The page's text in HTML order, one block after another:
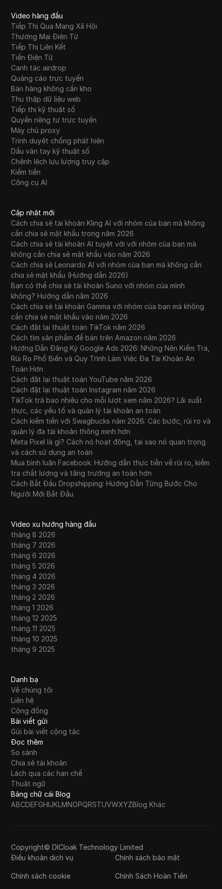
21 Phân tích Twitter miễn phí
22
Phương pháp MỚI làm bùng nổ các đối tác
TikTok Shop vào năm 2026.
23
Perplexity AI so với ChatGPT | So sánh đầy
đủ (2026)
24
Proxy dân cư tĩnh vào năm 2026: Cách chọn
một nhà cung cấp đáng tin cậy để giám sát,
xác minh và các phiên liên tục
25
Pinterest Tiếp Thị Liên Kết Dành Cho Người
năm 2026)
27
Proxy di động tốt nhất năm 2026: Cách các
chuyên gia quản lý nhiều tài khoản một cách
an toàn
28
Phân tích Thông tin Trang Facebook để Tìm
Thời gian Đăng bài Tốt nhất cho Khán giả
CỦA BẠN.
29
Phương pháp an toàn để chia sẻ Hulu với gia
đình: Hướng dẫn chuyên nghiệp về bảo vệ
tài khoản
30
phục tình trạng phiên đã hết hạn trên
Facebook | Làm thế nào để giải quyết vấn
đề phiên đã hết hạn trên Facebook.
31
Phiên Facebook đã hết hạn. Vui lòng đăng
nhập lại. Vấn đề đã được giải quyết.
32
Proxy LinkedIn tốt nhất năm 2026: Hướng
dẫn đầy đủ về tự động hóa an toàn
33
Paws nhiệm vụ mới Fomo Hash | Cách hoàn
thành nhiệm vụ fomo hash Paws | Paws Bí
34
Proxy cho trường học: Hướng dẫn đầy đủ
về truy cập Internet an toàn và hiệu quả
35
Proxy RARBG tốt nhất để truy cập an toàn
vào năm 2026
36
Proxy di động được xếp hạng hàng đầu để
phát trực tuyến video — 2026
37
Proxy chuyên dụng: Nó là gì, lợi ích và cách
chọn nhà cung cấp phù hợp
39
Proxy Snapchat tốt nhất để quản lý nhiều
đầu
40
Paano I-Recover ang TikTok Account |
TikTok | Quên mật khẩu | Không có email |
Không có số điện thoại.
Pixelscan: Công cụ thiết yếu của bạn để
phát hiện dấu vân tay trình duyệt và quyền
42
Proxy Reddit tốt nhất năm 2026: Hướng dẫn
cơ bản để ẩn danh và không bị chặn
43
Phục hồi tài khoản Instagram bị hack Nhanh
Video hàng đầu
Tiếp Thị Qua Mạng Xã Hội
Thương Mại Điện Tử
Tiếp Thị Liên Kết
Tiền Điện Tử
Canh tác airdrop
Quảng cáo trực tuyến
Bán hàng không cần kho
Thu thập dữ liệu web
Tiếp thị kỹ thuật số
Quyền riêng tư trực tuyến
Máy chủ proxy
Trình duyệt chống phát hiện
Dấu vân tay kỹ thuật số
Chênh lệch lưu lượng truy cập
Kiếm tiền
Công cụ AI
Cập nhật mới
Cách chia sẻ tài khoản Kling AI với nhóm của bạn mà không
cần chia sẻ mật khẩu trong năm 2026
Cách chia sẻ tài khoản AI tuyệt vời với nhóm của bạn mà
không cần chia sẻ mật khẩu vào năm 2026
Cách chia sẻ Leonardo AI với nhóm của bạn mà không cần
chia sẻ mật khẩu (Hướng dẫn 2026)
Bạn có thể chia sẻ tài khoản Suno với nhóm của mình
không? Hướng dẫn năm 2026
Cách chia sẻ tài khoản Gamma với nhóm của bạn mà không
cần chia sẻ mật khẩu vào năm 2026
Cách đặt lại thuật toán TikTok năm 2026
Cách tìm sản phẩm để bán trên Amazon năm 2026
Hướng Dẫn Đăng Ký Google Ads 2026: Những Nên Kiểm Tra,
Rủi Ro Phổ Biến và Quy Trình Làm Việc Đa Tài Khoản An
Toàn Hơn
Cách đặt lại thuật toán YouTube năm 2026
Cách đặt lại thuật toán Instagram năm 2026
TikTok trả bao nhiêu cho mỗi lượt xem năm 2026? Lãi suất
thực, các yếu tố và quản lý tài khoản an toàn
Cách kiếm tiền với Swagbucks năm 2026: Các bước, rủi ro và
quản lý đa tài khoản thông minh hơn
Meta Pixel là gì? Cách nó hoạt động, tại sao nó quan trọng
và cách sử dụng an toàn
Mua bình luận Facebook: Hướng dẫn thực tiễn về rủi ro, kiểm
tra chất lượng và tăng trưởng an toàn hơn
Cách Bắt Đầu Dropshipping: Hướng Dẫn Từng Bước Cho
Người Mới Bắt Đầu
Video xu hướng hàng đầu
tháng 8 2026
tháng 7 2026
tháng 6 2026
tháng 5 2026
tháng 4 2026
tháng 3 2026
tháng 2 2026
tháng 1 2026
tháng 12 2025
tháng 11 2025
tháng 10 2025
tháng 9 2025
Danh bạ
Về chúng tôi
Liên hệ
Cộng đồng
Bài viết gửi
Gửi bài viết cộng tác
Đọc thêm
So sánh
Chia sẻ tài khoản
Lách qua các hạn chế
Thuật ngữ
Bảng chữ cái Blog
ABCDEFGHIJKLMNOPQRSTUVWXYZBlog Khác
Copyright© DICloak Technology Limited
Điều khoản dịch vụ
Chính sách bảo mật
Chính sách cookie Chính Sách Hoàn Tiền